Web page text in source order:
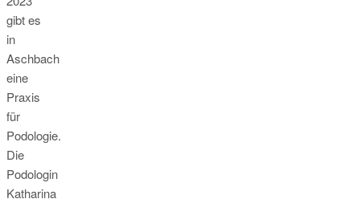
gibt es
in
Aschbach
eine
Praxis
für
Podologie.
Die
Podologin
Katharina